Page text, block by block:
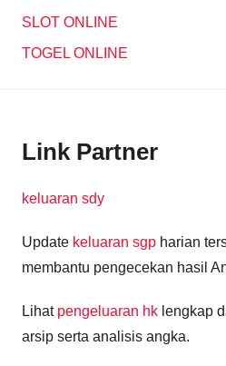
SLOT ONLINE
TOGEL ONLINE
Link Partner
keluaran sdy
Update keluaran sgp harian
membantu pengecekan hasil
Lihat pengeluaran hk lengkap
arsip serta analisis angka.